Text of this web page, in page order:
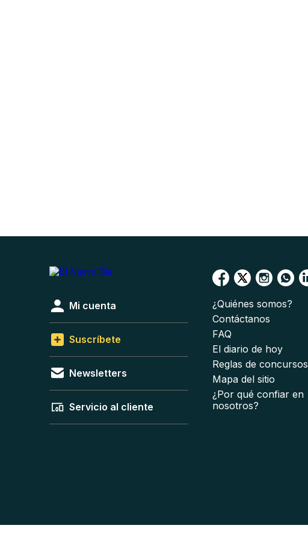
Mi cuenta
Suscríbete
Newsletters
Servicio al cliente
¿Quiénes somos?
Contáctanos
FAQ
El diario de hoy
Reglas de concursos
Mapa del sitio
¿Por qué confiar en
nosotros?